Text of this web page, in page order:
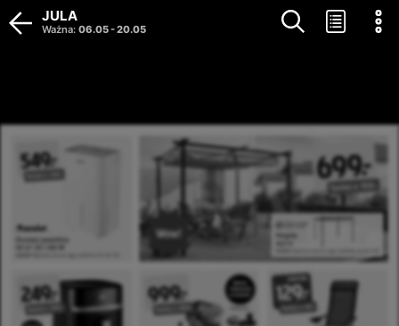
JULA
Ważna: 06.05-20.05